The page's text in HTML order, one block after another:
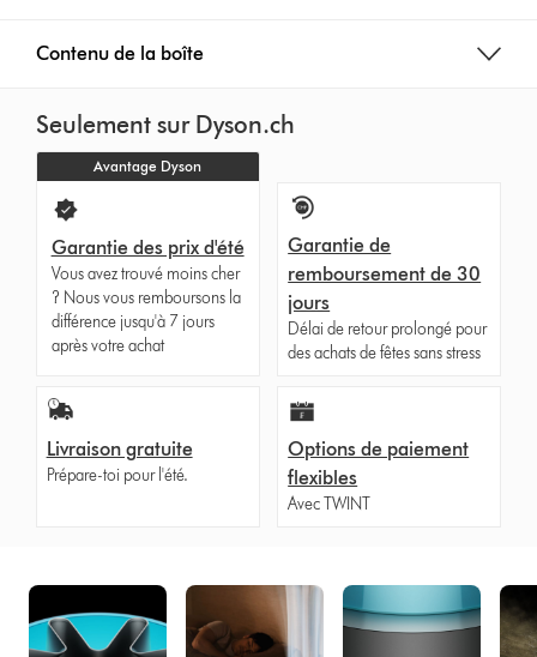
Contenu de la boîte
Seulement sur Dyson.ch
Avantage Dyson
Garantie des prix d'été
Vous avez trouvé moins cher
? Nous vous remboursons la
différence jusqu'à 7 jours
après votre achat
Garantie de
remboursement de 30
jours
Délai de retour prolongé pour
des achats de fêtes sans stress
Livraison gratuite
Prépare-toi pour l'été.
Options de paiement
flexibles
Avec TWINT